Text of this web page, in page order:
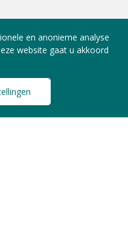
en anonieme analyse
website gaat u akkoord